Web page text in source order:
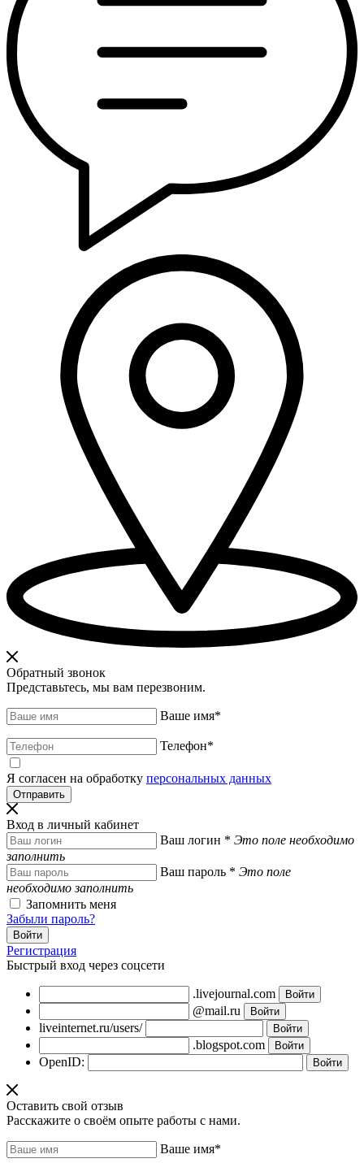
Обратный звонок
Представьтесь, мы вам перезвоним.
Ваше имя*
Телефон*
Я согласен на обработку персональных данных
Вход в личный кабинет
Ваш логин * Это поле необходимо
заполнить
Ваш пароль * Это поле
необходимо заполнить
Запомнить меня
Забыли пароль?
Регистрация
Быстрый вход через соцсети
.livejournal.com
@mail.ru
liveinternet.ru/users/
.blogspot.com
OpenID:
Оставить свой отзыв
Расскажите о своём опыте работы с нами.
Ваше имя*